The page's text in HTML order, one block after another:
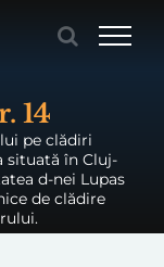
14
pe clădiri
situată în Cluj-
d-nei Lupas
de clădire